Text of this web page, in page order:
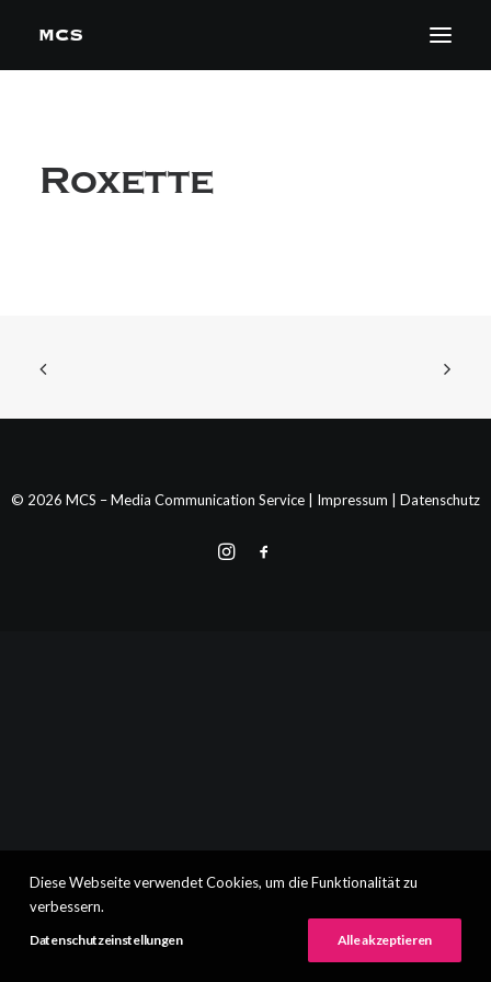
Roxette
© 2026 MCS – Media Communication Service | Impressum Datenschutz
Diese Webseite verwendet Cookies, um die Funktionalität zu
verbessern.
Datenschutzeinstellungen Alle akzeptieren